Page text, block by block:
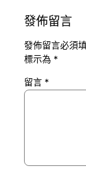
發佈留言
發佈留言必須
標示為 *
留言 *